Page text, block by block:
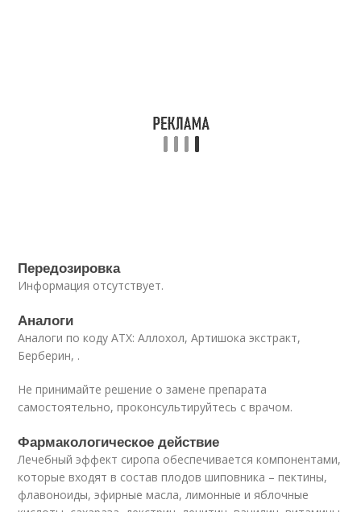
Передозировка
Информация отсутствует.
Аналоги
Аналоги по коду АТХ: Аллохол, Артишока экстракт,
Берберин, .
Не принимайте решение о замене препарата
самостоятельно, проконсультируйтесь с врачом.
Фармакологическое действие
Лечебный эффект сиропа обеспечивается компонентами,
которые входят в состав плодов шиповника – пектины,
флавоноиды, эфирные масла, лимонные и яблочные